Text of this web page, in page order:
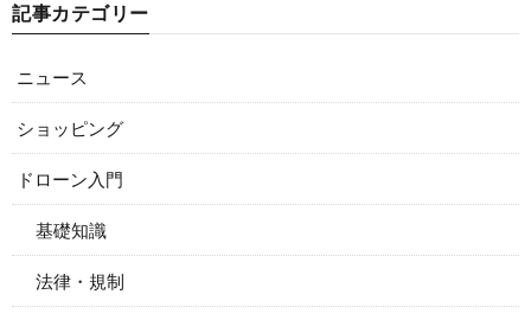
記事カテゴリー
ニュース
ショッピング
ドローン入門
基礎知識
法律・規制